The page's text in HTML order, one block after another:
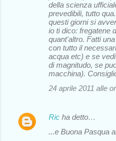
della scienza
prevedibili, tutto
questi giorni si
io ti dico: fregatene
quant'altro. Fatti
con tutto il
acqua etc) e se
di magnitudo, se
macchina).
24 aprile 2011 alle
Ric ha detto…
...e Buona Pasqua